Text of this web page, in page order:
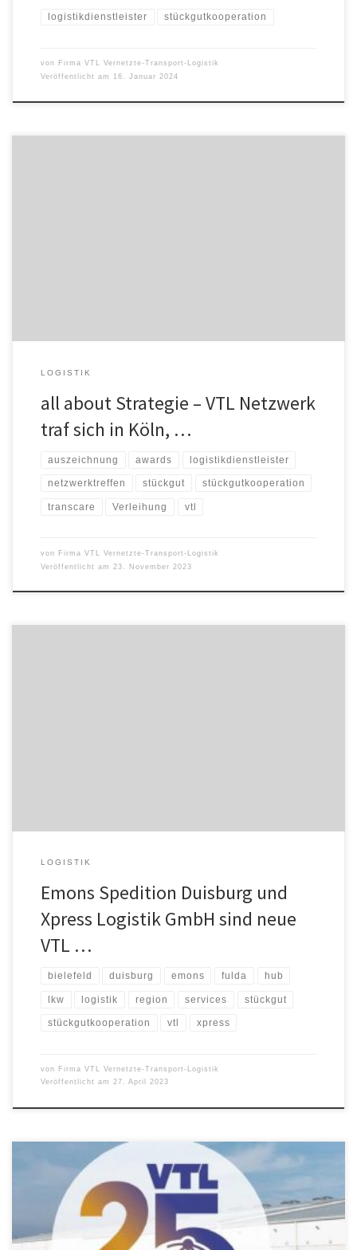
logistikdienstleister stückgutkooperation
von Firma VTL Vernetzte-Transport-Logistik
Veröffentlicht am
16. Januar 2024
LOGISTIK
all about Strategie – VTL Netzwerk
traf sich in Köln, …
auszeichnung awards logistikdienstleister
netzwerktreffen stückgut stückgutkooperation
transcare Verleihung vtl
von Firma VTL Vernetzte-Transport-Logistik
Veröffentlicht am
23. November 2023
LOGISTIK
Emons Spedition Duisburg und
Xpress Logistik GmbH sind neue
VTL …
bielefeld duisburg emons fulda hub
lkw logistik region services stückgut
stückgutkooperation vtl xpress
von Firma VTL Vernetzte-Transport-Logistik
Veröffentlicht am 27. April 2023
VTL Vernetzte-Transport-Logistik GmbH feiert in diesem Jahr sein
25-jähriges Firmenjubiläum. Gründungsziel der VTL im März 1998
war die Etablierung einer Stückgutkooperation für kleine und
mittlere Speditionsunternehmen, um den Bedarf eines